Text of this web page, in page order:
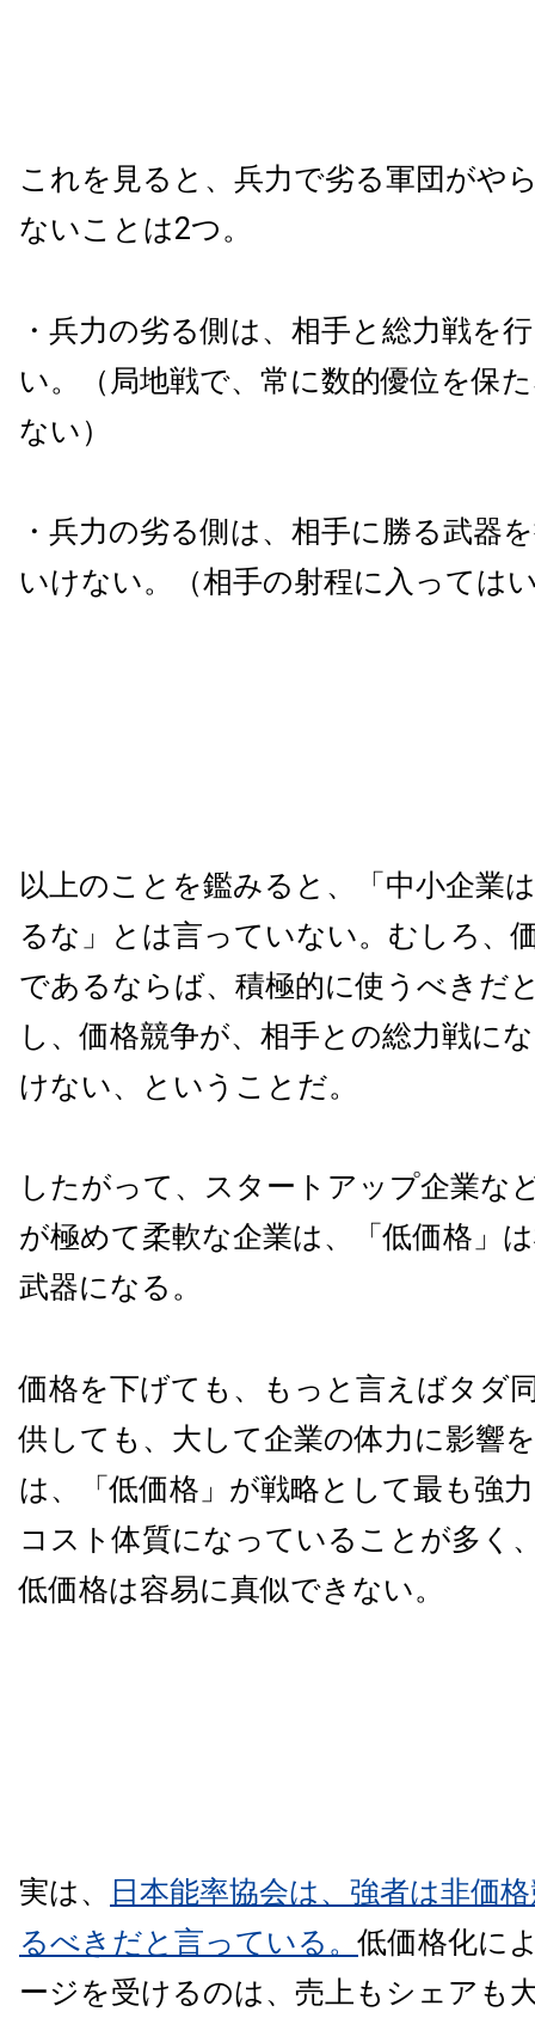
これを見ると、兵力で劣る軍団がや
ないことは2つ。
・兵力の劣る側は、相手と総力戦を
い。（局地戦で、常に数的優位を保
ない）
・兵力の劣る側は、相手に勝る武器
いけない。（相手の射程に入っては
以上のことを鑑みると、「中小企業
るな」とは言っていない。むしろ、
であるならば、積極的に使うべきだ
し、価格競争が、相手との総力戦に
けない、ということだ。
したがって、スタートアップ企業な
が極めて柔軟な企業は、「低価格」
武器になる。
価格を下げても、もっと言えばタダ
供しても、大して企業の体力に影響
は、「低価格」が戦略として最も強
コスト体質になっていることが多く
低価格は容易に真似できない。
実は、
日本能率協会は、強者は非価
るべきだと言っている。低価格化に
ージを受けるのは、売上もシェアも